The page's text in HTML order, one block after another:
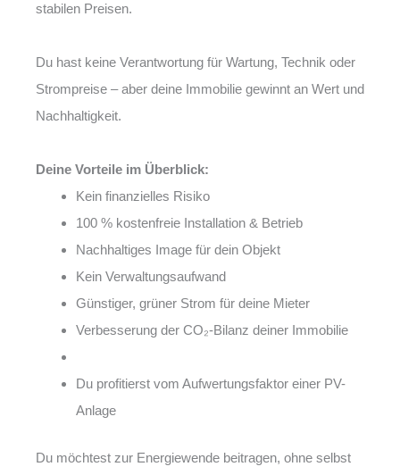
stabilen Preisen.
Du hast keine Verantwortung für Wartung, Technik oder
Strompreise – aber deine Immobilie gewinnt an Wert und
Nachhaltigkeit.
Deine Vorteile im Überblick:
Kein finanzielles Risiko
100 % kostenfreie Installation & Betrieb
Nachhaltiges Image für dein Objekt
Kein Verwaltungsaufwand
Günstiger, grüner Strom für deine Mieter
Verbesserung der CO₂-Bilanz deiner Immobilie
Du profitierst vom Aufwertungsfaktor einer PV-
Anlage
Du möchtest zur Energiewende beitragen, ohne selbst